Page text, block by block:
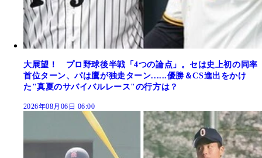
大展望！ プロ野球後半戦「4つの論点」。セは史上初の同率
首位ターン、パは鷹が独走ターン......優勝＆CS進出をかけ
た"真夏のサバイバルレース"の行方は？
2026年08月06日 06:00